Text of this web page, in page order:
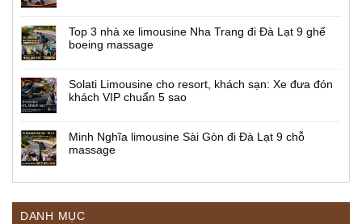
Top 3 nhà xe limousine Nha Trang đi Đà Lạt 9 ghế
boeing massage
Solati Limousine cho resort, khách sạn: Xe đưa đón
khách VIP chuẩn 5 sao
Minh Nghĩa limousine Sài Gòn đi Đà Lạt 9 chỗ
massage
DANH MỤC